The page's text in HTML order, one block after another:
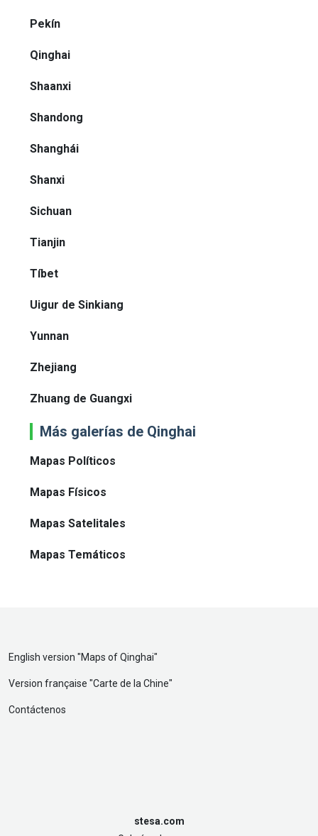
Pekín
Qinghai
Shaanxi
Shandong
Shanghái
Shanxi
Sichuan
Tianjin
Tíbet
Uigur de Sinkiang
Yunnan
Zhejiang
Zhuang de Guangxi
Más galerías de Qinghai
Mapas Políticos
Mapas Físicos
Mapas Satelitales
Mapas Temáticos
English version "Maps of Qinghai"
Version française "Carte de la Chine"
Contáctenos
stesa.com